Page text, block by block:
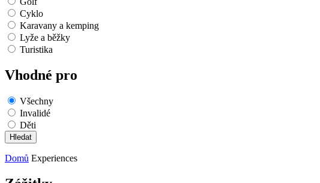
Cyklo
Karavany a kemping
Lyže a běžky
Turistika
Vhodné pro
Všechny
Invalidé
Děti
Domů Experiences